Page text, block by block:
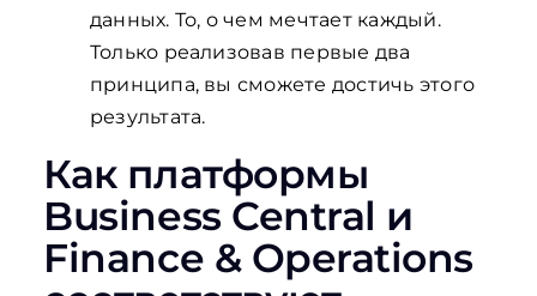
данных. То, о чем мечтает каждый.
Только реализовав первые два
принципа, вы сможете достичь этого
результата.
Как платформы
Business Central и
Finance & Operations